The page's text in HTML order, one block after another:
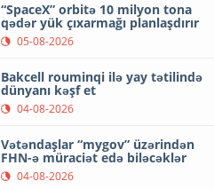
“SpaceX” orbitə 10 milyon tona
qədər yük çıxarmağı planlaşdırır
05-08-2026
Bakcell rouminqi ilə yay tətilində
dünyanı kəşf et
04-08-2026
Vətəndaşlar “mygov” üzərindən
FHN-ə müraciət edə biləcəklər
04-08-2026